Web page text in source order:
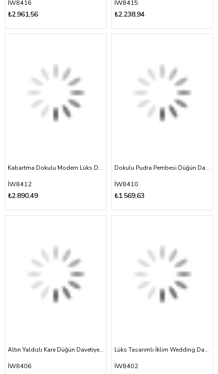
İW8416
₺2.961,56
İW8415
₺2.238,94
Kabartma Dokulu Modern Lüks Davetiye
İW8412
₺2.890,49
Dokulu Pudra Pembesi Düğün Davetiyesi
İW8410
₺1.569,63
Altın Yaldızlı Kare Düğün Davetiyesi
İW8406
Lüks Tasarımlı İklim Wedding Davetiye
İW8402